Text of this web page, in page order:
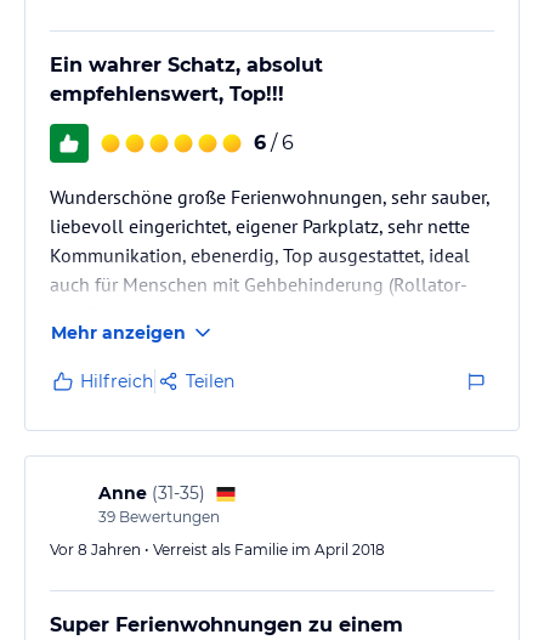
Ein wahrer Schatz, absolut
empfehlenswert, Top!!!
6 / 6
Wunderschöne große Ferienwohnungen, sehr sauber,
liebevoll eingerichtet, eigener Parkplatz, sehr nette
Kommunikation, ebenerdig, Top ausgestattet, ideal
auch für Menschen mit Gehbehinderung (Rollator-
empfehlenswert!
Mehr anzeigen
Hilfreich Teilen
Anne (31-35)
39 Bewertungen
Vor 8 Jahren • Verreist als Familie im April 2018
Super Ferienwohnungen zu einem